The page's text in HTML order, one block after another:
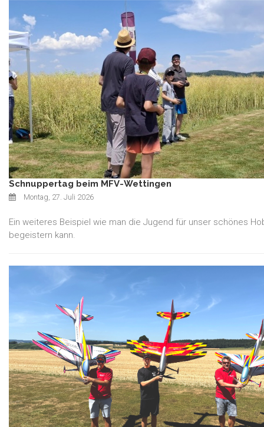
Schnuppertag beim MFV-Wettingen
Montag, 27. Juli 2026
Ein weiteres Beispiel wie man die Jugend für unser schönes
begeistern kann.